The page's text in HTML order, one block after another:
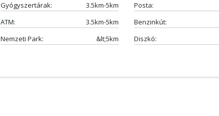
Gyógyszertárak: 3.5km-5km Posta:
ATM: 3.5km-5km Benzinkút:
Nemzeti Park: &lt;5km Diszkó: